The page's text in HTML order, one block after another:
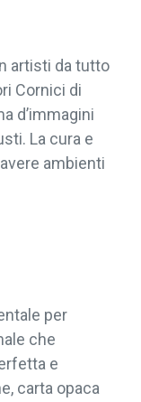
artisti da tutto
Cornici di
d’immagini
La cura e
ambienti
per
che
e
carta opaca